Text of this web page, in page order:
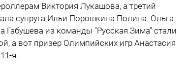
Виктория Лукашова, а третий
супруга Ильи Порошкина Полина. Ольга
Габушева из команды "Русская Зима" стали
а вот призер Олимпийских игр Анастасия
я.